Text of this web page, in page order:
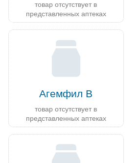
товар отсутствует в
представленных аптеках
Агемфил В
товар отсутствует в
представленных аптеках